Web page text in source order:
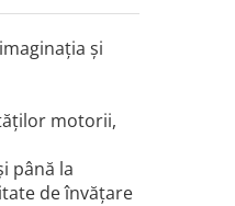
și
motorii,
până la
de învățare